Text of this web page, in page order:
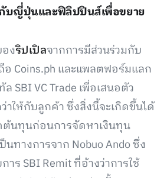
บญี่ปุ่นและฟิลิปปินส์เพื่อขยาย
งริปเปิลจากการมีส่วนร่วมกับ
อ Coins.ph และแพลตฟอร์มแลก
SBI VC Trade เพื่อเสนอตัว
าให้กับลูกค้า ซึ่งสิ่งนี้จะเกิดขึ้นได้
ต้นทุนก่อนการจัดหาเงินทุน
ทางการจาก Nobuo Ando ซึ่ง
ร SBI Remit ที่อ้างว่าการใช้